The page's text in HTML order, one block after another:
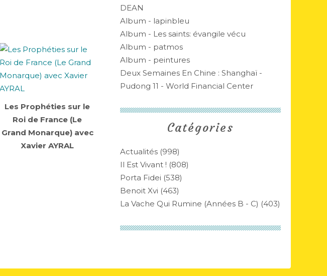
Les Prophéties sur le
Roi de France (Le
Grand Monarque) avec
Xavier AYRAL
Catégories
Actualités (998)
Il Est Vivant ! (808)
Porta Fidei (538)
Benoit Xvi (463)
La Vache Qui Rumine (années B - C) (403)
DEAN
Album - lapinbleu
Album - Les saints: évangile vécu
Album - patmos
Album - peintures
Deux Semaines En Chine : Shanghaï -
Pudong 11 - World Financial Center